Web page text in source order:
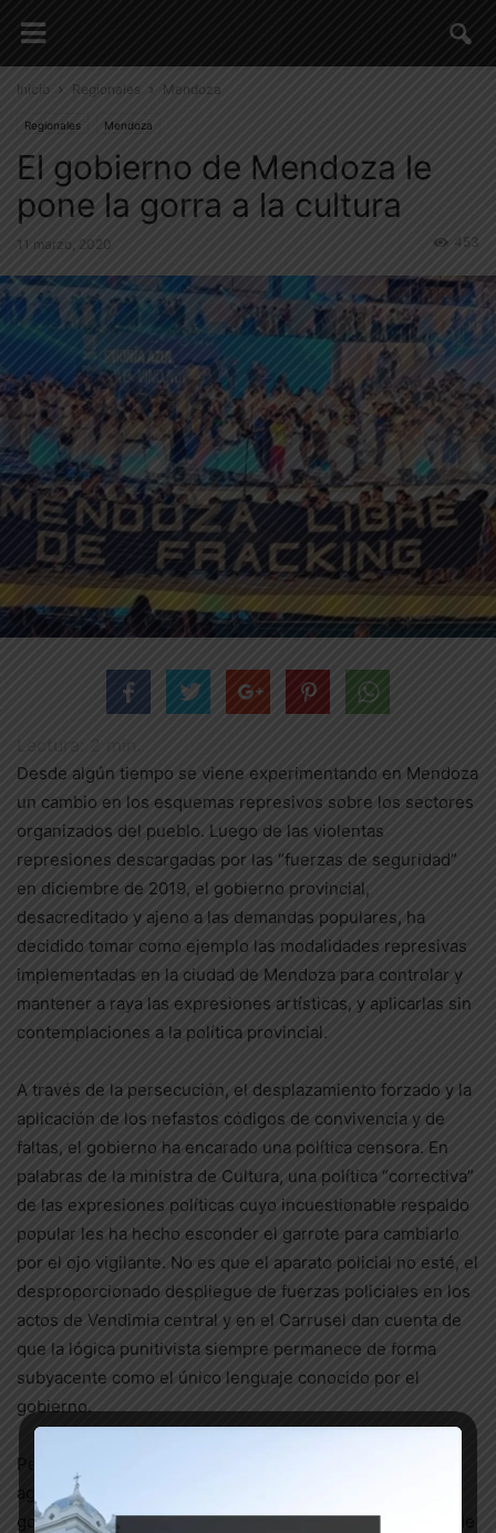
Inicio Regionales Mendoza
Regionales Mendoza
El gobierno de Mendoza le
pone la gorra a la cultura
11 marzo, 2020 453
Desde algún tiempo se viene experimentando en Mendoza
un cambio en los esquemas represivos sobre los sectores
organizados del pueblo. Luego de las violentas
represiones descargadas por las “fuerzas de seguridad”
en diciembre de 2019, el gobierno provincial,
desacreditado y ajeno a las demandas populares, ha
decidido tomar como ejemplo las modalidades represivas
implementadas en la ciudad de Mendoza para controlar y
mantener a raya las expresiones artísticas, y aplicarlas sin
contemplaciones a la política provincial.
A través de la persecución, el desplazamiento forzado y la
aplicación de los nefastos códigos de convivencia y de
faltas, el gobierno ha encarado una política censora. En
palabras de la ministra de Cultura, una política “correctiva”
de las expresiones políticas cuyo incuestionable respaldo
popular les ha hecho esconder el garrote para cambiarlo
por el ojo vigilante. No es que el aparato policial no esté, el
desproporcionado despliegue de fuerzas policiales en los
actos de Vendimia central y en el Carrusel dan cuenta de
que la lógica punitivista siempre permanece de forma
subyacente como el único lenguaje conocido por el
gobierno.
Pero ante el evidente respaldo popular de la lucha por el
agua, ahora es el ministerio de Cultura el que se pone la
gorra para aplicar los castigos. Está decisión tiene nada de